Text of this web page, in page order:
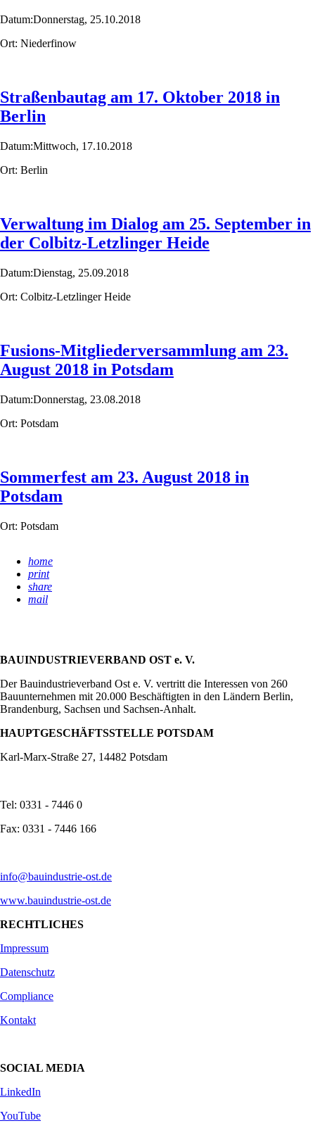
Datum:Donnerstag, 25.10.2018
Ort: Niederfinow
Straßenbautag am 17. Oktober 2018 in
Berlin
Datum:Mittwoch, 17.10.2018
Ort: Berlin
Verwaltung im Dialog am 25. September in
der Colbitz-Letzlinger Heide
Datum:Dienstag, 25.09.2018
Ort: Colbitz-Letzlinger Heide
Fusions-Mitgliederversammlung am 23.
August 2018 in Potsdam
Datum:Donnerstag, 23.08.2018
Ort: Potsdam
Sommerfest am 23. August 2018 in
Potsdam
Ort: Potsdam
home
print
share
mail
BAUINDUSTRIEVERBAND OST e. V.
Der Bauindustrieverband Ost e. V. vertritt die Interessen von 260
Bauunternehmen mit 20.000 Beschäftigten in den Ländern Berlin,
Brandenburg, Sachsen und Sachsen-Anhalt.
HAUPTGESCHÄFTSSTELLE POTSDAM
Karl-Marx-Straße 27, 14482 Potsdam
Tel: 0331 - 7446 0
Fax: 0331 - 7446 166
info@bauindustrie-ost.de
www.bauindustrie-ost.de
RECHTLICHES
Impressum
Datenschutz
Compliance
Kontakt
SOCIAL MEDIA
LinkedIn
YouTube